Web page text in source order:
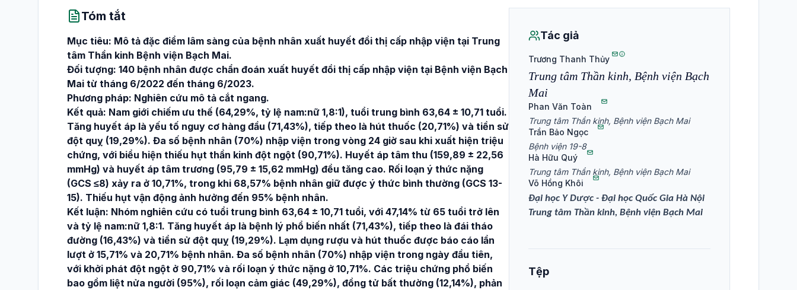
Tóm tắt
Mục tiêu: Mô tả đặc điểm lâm sàng của bệnh nhân xuất huyết đồi thị cấp nhập viện tại Trung
tâm Thần kinh Bệnh viện Bạch Mai.
Đối tượng: 140 bệnh nhân được chẩn đoán xuất huyết đồi thị cấp nhập viện tại Bệnh viện Bạch
Mai từ tháng 6/2022 đến tháng 6/2023.
Phương pháp: Nghiên cứu mô tả cắt ngang.
Kết quả: Nam giới chiếm ưu thế (64,29%, tỷ lệ nam:nữ 1,8:1), tuổi trung bình 63,64 ± 10,71 tuổi.
Tăng huyết áp là yếu tố nguy cơ hàng đầu (71,43%), tiếp theo là hút thuốc (20,71%) và tiền sử
đột quỵ (19,29%). Đa số bệnh nhân (70%) nhập viện trong vòng 24 giờ sau khi xuất hiện triệu
chứng, với biểu hiện thiếu hụt thần kinh đột ngột (90,71%). Huyết áp tâm thu (159,89 ± 22,56
mmHg) và huyết áp tâm trương (95,79 ± 15,62 mmHg) đều tăng cao. Rối loạn ý thức nặng
(GCS ≤8) xảy ra ở 10,71%, trong khi 68,57% bệnh nhân giữ được ý thức bình thường (GCS 13-
15). Thiếu hụt vận động ảnh hưởng đến 95% bệnh nhân.
Kết luận: Nhóm nghiên cứu có tuổi trung bình 63,64 ± 10,71 tuổi, với 47,14% từ 65 tuổi trở lên
và tỷ lệ nam:nữ 1,8:1. Tăng huyết áp là bệnh lý phổ biến nhất (71,43%), tiếp theo là đái tháo
đường (16,43%) và tiền sử đột quỵ (19,29%). Lạm dụng rượu và hút thuốc được báo cáo lần
lượt ở 15,71% và 20,71% bệnh nhân. Đa số bệnh nhân (70%) nhập viện trong ngày đầu tiên,
với khởi phát đột ngột ở 90,71% và rối loạn ý thức nặng ở 10,71%. Các triệu chứng phổ biến
bao gồm liệt nửa người (95%), rối loạn cảm giác (49,29%), đồng tử bất thường (12,14%), phản
Tác giả
Trương Thanh Thủy
Trung tâm Thần kinh, Bệnh viện Bạch
Mai
Phan Văn Toàn
Trung tâm Thần kinh, Bệnh viện Bạch Mai
Trần Bảo Ngọc
Bệnh viện 19-8
Hà Hữu Quý
Trung tâm Thần kinh, Bệnh viện Bạch Mai
Võ Hồng Khôi
Đại học Y Dược - Đại học Quốc Gia Hà Nội
Trung tâm Thần kinh, Bệnh viện Bạch Mai
Tệp